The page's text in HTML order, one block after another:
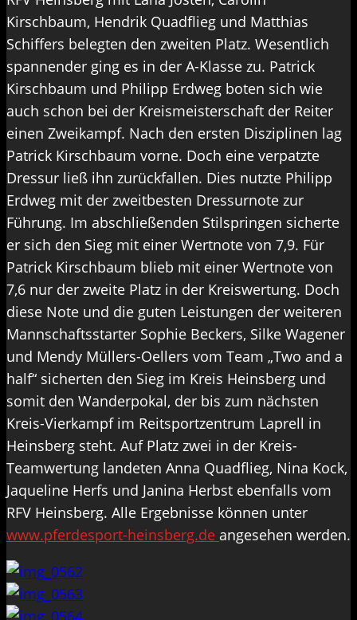
Kirschbaum, Hendrik Quadflieg und Matthias
Schiffers belegten den zweiten Platz. Wesentlich
spannender ging es in der A-Klasse zu. Patrick
Kirschbaum und Philipp Erdweg boten sich wie
auch schon bei der Kreismeisterschaft der Reiter
einen Zweikampf. Nach den ersten Disziplinen lag
Patrick Kirschbaum vorne. Doch eine verpatzte
Dressur ließ ihn zurückfallen. Dies nutzte Philipp
Erdweg mit der zweitbesten Dressurnote zur
Führung. Im abschließenden Stilspringen sicherte
er sich den Sieg mit einer Wertnote von 7,9. Für
Patrick Kirschbaum blieb mit einer Wertnote von
7,6 nur der zweite Platz in der Kreiswertung. Doch
diese Note und die guten Leistungen der weiteren
Mannschaftsstarter Sophie Beckers, Silke Wagener
und Mendy Müllers-Oellers vom Team „Two and a
half“ sicherten den Sieg im Kreis Heinsberg und
somit den Wanderpokal, der bis zum nächsten
Kreis-Vierkampf im Reitsportzentrum Laprell in
Heinsberg steht. Auf Platz zwei in der Kreis-
Teamwertung landeten Anna Quadflieg, Nina Kock,
Jaqueline Herfs und Janina Herbst ebenfalls vom
RFV Heinsberg. Alle Ergebnisse können unter
www.pferdesport-heinsberg.de angesehen werden.